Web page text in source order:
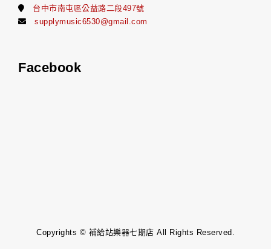
台中市南屯區公益路二段497號
supplymusic6530@gmail.com
Facebook
Copyrights © 補給站樂器七期店 All Rights Reserved.